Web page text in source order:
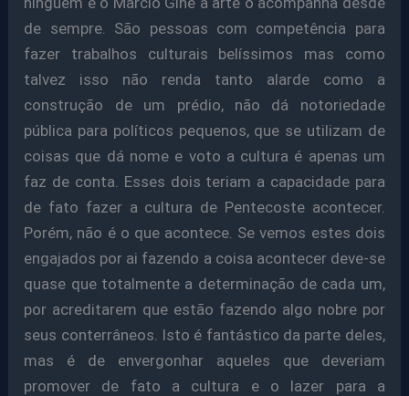
de sempre. São pessoas com competência para
fazer trabalhos culturais belíssimos mas como
talvez isso não renda tanto alarde como a
construção de um prédio, não dá notoriedade
pública para políticos pequenos, que se utilizam de
coisas que dá nome e voto a cultura é apenas um
faz de conta. Esses dois teriam a capacidade para
de fato fazer a cultura de Pentecoste acontecer.
Porém, não é o que acontece. Se vemos estes dois
engajados por ai fazendo a coisa acontecer deve-se
quase que totalmente a determinação de cada um,
por acreditarem que estão fazendo algo nobre por
seus conterrâneos. Isto é fantástico da parte deles,
mas é de envergonhar aqueles que deveriam
promover de fato a cultura e o lazer para a